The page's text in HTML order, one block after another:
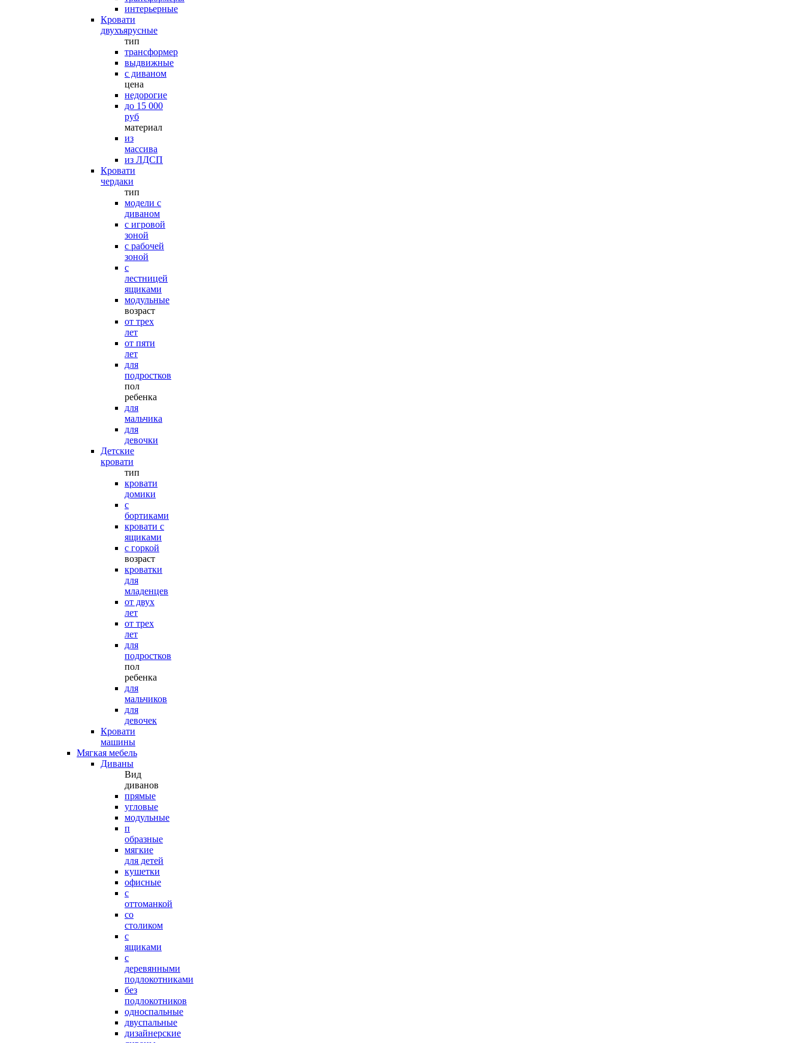
интерьерные
Кровати
двухъярусные
тип
трансформер
выдвижные
с диваном
цена
недорогие
до 15 000
руб
материал
из
массива
из ЛДСП
Кровати
чердаки
тип
модели с
диваном
с игровой
зоной
с рабочей
зоной
с
лестницей
ящиками
модульные
возраст
от трех
лет
от пяти
лет
для
подростков
пол
ребенка
для
мальчика
для
девочки
Детские
кровати
тип
кровати
домики
с
бортиками
кровати с
ящиками
с горкой
возраст
кроватки
для
младенцев
от двух
лет
от трех
лет
для
подростков
пол
ребенка
для
мальчиков
для
девочек
Кровати
машины
Мягкая мебель
Диваны
Вид
диванов
прямые
угловые
модульные
п
образные
мягкие
для детей
кушетки
офисные
с
оттоманкой
со
столиком
с
ящиками
с
деревянными
подлокотниками
без
подлокотников
односпальные
двуспальные
дизайнерские